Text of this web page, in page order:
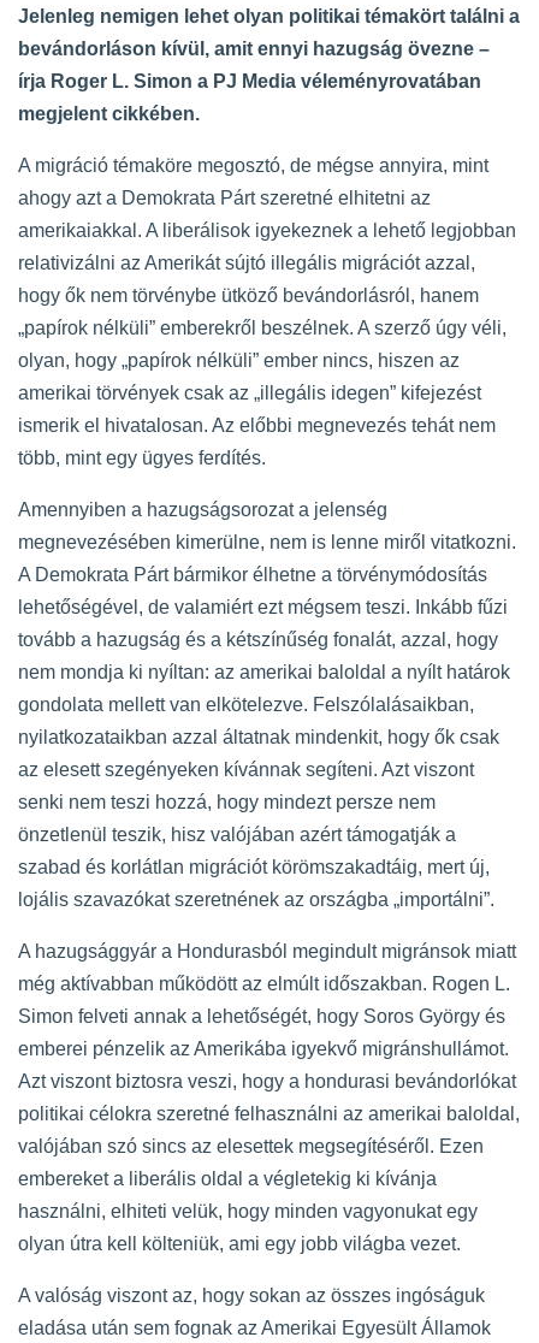
Jelenleg nemigen lehet olyan politikai témakört találni a
bevándorláson kívül, amit ennyi hazugság övezne –
írja Roger L. Simon a PJ Media véleményrovatában
megjelent cikkében.
A migráció témaköre megosztó, de mégse annyira, mint
ahogy azt a Demokrata Párt szeretné elhitetni az
amerikaiakkal. A liberálisok igyekeznek a lehető legjobban
relativizálni az Amerikát sújtó illegális migrációt azzal,
hogy ők nem törvénybe ütköző bevándorlásról, hanem
„papírok nélküli” emberekről beszélnek. A szerző úgy véli,
olyan, hogy „papírok nélküli” ember nincs, hiszen az
amerikai törvények csak az „illegális idegen” kifejezést
ismerik el hivatalosan. Az előbbi megnevezés tehát nem
több, mint egy ügyes ferdítés.
Amennyiben a hazugságsorozat a jelenség
megnevezésében kimerülne, nem is lenne miről vitatkozni.
A Demokrata Párt bármikor élhetne a törvénymódosítás
lehetőségével, de valamiért ezt mégsem teszi. Inkább fűzi
tovább a hazugság és a kétszínűség fonalát, azzal, hogy
nem mondja ki nyíltan: az amerikai baloldal a nyílt határok
gondolata mellett van elkötelezve. Felszólalásaikban,
nyilatkozataikban azzal áltatnak mindenkit, hogy ők csak
az elesett szegényeken kívánnak segíteni. Azt viszont
senki nem teszi hozzá, hogy mindezt persze nem
önzetlenül teszik, hisz valójában azért támogatják a
szabad és korlátlan migrációt körömszakadtáig, mert új,
lojális szavazókat szeretnének az országba „importálni”.
A hazugsággyár a Hondurasból megindult migránsok miatt
még aktívabban működött az elmúlt időszakban. Rogen L.
Simon felveti annak a lehetőségét, hogy Soros György és
emberei pénzelik az Amerikába igyekvő migránshullámot.
Azt viszont biztosra veszi, hogy a hondurasi bevándorlókat
politikai célokra szeretné felhasználni az amerikai baloldal,
valójában szó sincs az elesettek megsegítéséről. Ezen
embereket a liberális oldal a végletekig ki kívánja
használni, elhiteti velük, hogy minden vagyonukat egy
olyan útra kell költeniük, ami egy jobb világba vezet.
A valóság viszont az, hogy sokan az összes ingóságuk
eladása után sem fognak az Amerikai Egyesült Államok